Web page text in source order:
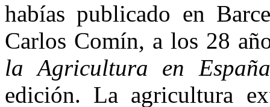
habías publicado en
Carlos Comín, a los 28
la Agricultura en España
edición. La agricultura